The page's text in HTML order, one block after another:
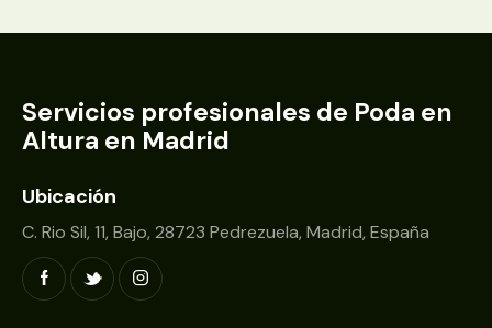
Servicios profesionales de Poda en
Altura en Madrid
Ubicación
C. Rio Sil, 11, Bajo, 28723 Pedrezuela, Madrid, España